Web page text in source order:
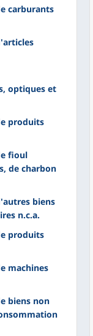
carburants
optiques et
produits
fioul
de charbon
biens
n.c.a.
produits
machines
biens non